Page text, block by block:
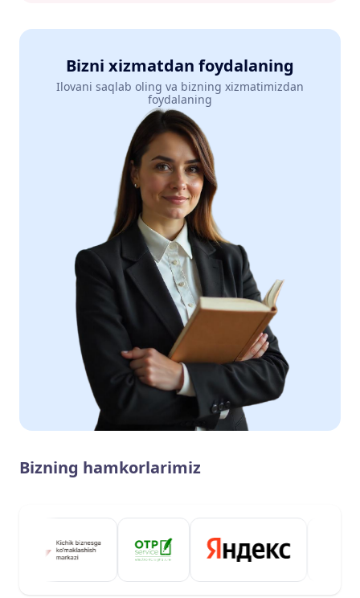
Bizni xizmatdan foydalaning
Ilovani saqlab oling va bizning xizmatimizdan
foydalaning
Bizning hamkorlarimiz